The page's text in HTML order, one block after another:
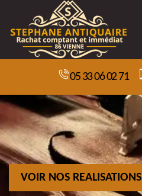
05 33 06 02 71
VOIR NOS REALISATIONS